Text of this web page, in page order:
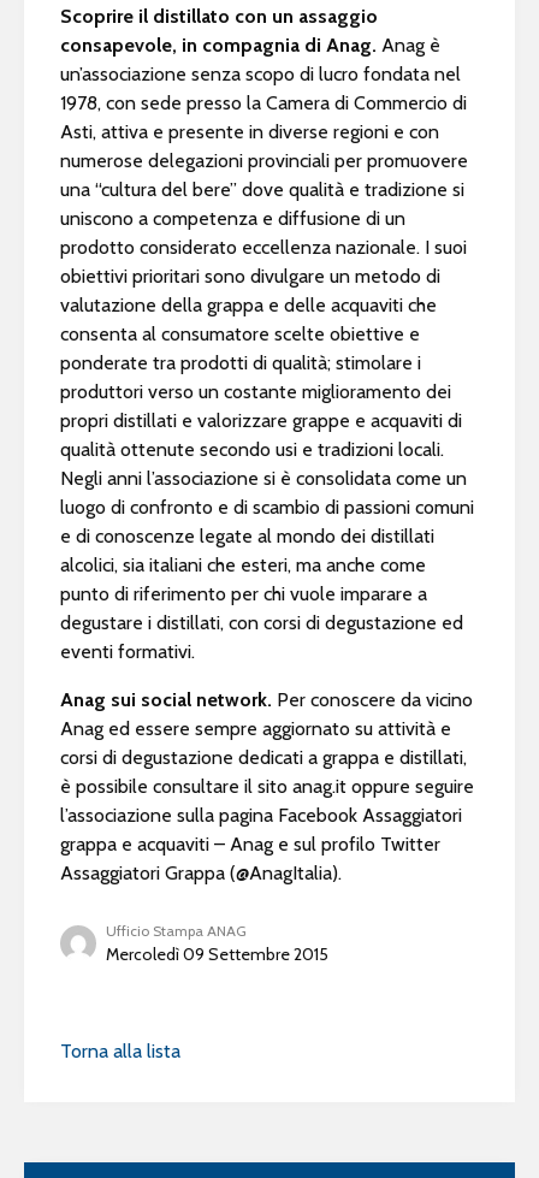
Scoprire il distillato con un assaggio
consapevole, in compagnia di Anag. Anag è
un’associazione senza scopo di lucro fondata nel
1978, con sede presso la Camera di Commercio di
Asti, attiva e presente in diverse regioni e con
numerose delegazioni provinciali per promuovere
una “cultura del bere” dove qualità e tradizione si
uniscono a competenza e diffusione di un
prodotto considerato eccellenza nazionale. I suoi
obiettivi prioritari sono divulgare un metodo di
valutazione della grappa e delle acquaviti che
consenta al consumatore scelte obiettive e
ponderate tra prodotti di qualità; stimolare i
produttori verso un costante miglioramento dei
propri distillati e valorizzare grappe e acquaviti di
qualità ottenute secondo usi e tradizioni locali.
Negli anni l’associazione si è consolidata come un
luogo di confronto e di scambio di passioni comuni
e di conoscenze legate al mondo dei distillati
alcolici, sia italiani che esteri, ma anche come
punto di riferimento per chi vuole imparare a
degustare i distillati, con corsi di degustazione ed
eventi formativi.
Anag sui social network. Per conoscere da vicino
Anag ed essere sempre aggiornato su attività e
corsi di degustazione dedicati a grappa e distillati,
è possibile consultare il sito anag.it oppure seguire
l’associazione sulla pagina Facebook Assaggiatori
grappa e acquaviti – Anag e sul profilo Twitter
Assaggiatori Grappa (@AnagItalia).
Ufficio Stampa ANAG
Mercoledì 09 Settembre 2015
Torna alla lista